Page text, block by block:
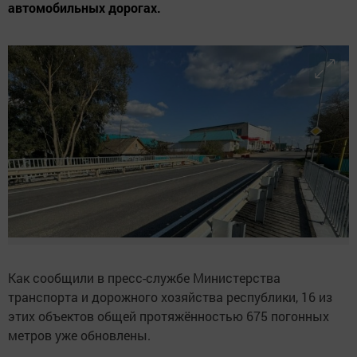
автомобильных дорогах.
Как сообщили в пресс-службе Министерства
транспорта и дорожного хозяйства республики, 16 из
этих объектов общей протяжённостью 675 погонных
метров уже обновлены.